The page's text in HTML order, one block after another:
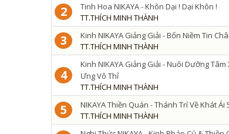
2
Tinh Hoa NIKAYA - Khôn Dại ! Dại Khôn !
TT.THÍCH MINH THÀNH
3
Kinh NIKAYA Giảng Giải - Bốn Niềm Tin
TT.THÍCH MINH THÀNH
4
Kinh NIKAYA Giảng Giải - Nuôi Dưỡng
Ưng Vô Thỉ
TT.THÍCH MINH THÀNH
5
NIKAYA Thiền Quán - Thánh Trí Về Khát Ái
TT.THÍCH MINH THÀNH